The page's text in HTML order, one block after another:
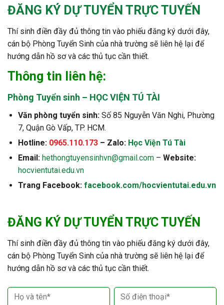
ĐĂNG KÝ DỰ TUYỂN TRỰC TUYẾN
Thí sinh điền đầy đủ thông tin vào phiếu đăng ký dưới đây,
cán bộ Phòng Tuyển Sinh của nhà trường sẽ liên hệ lại để
hướng dẫn hồ sơ và các thủ tục cần thiết.
Thông tin liên hệ:
Phòng Tuyển sinh – HỌC VIỆN TÚ TÀI
Văn phòng tuyển sinh:Số 85 Nguyễn Văn Nghi, Phường
7, Quận Gò Vấp, TP. HCM.
Hotline: 0965.110.173– Zalo: Học Viện Tú Tài
Email: hethongtuyensinhvn@gmail.com– Website:
hocvientutai.edu.vn
Trang Facebook: facebook.com/hocvientutai.edu.vn
ĐĂNG KÝ DỰ TUYỂN TRỰC TUYẾN
Thí sinh điền đầy đủ thông tin vào phiếu đăng ký dưới đây,
cán bộ Phòng Tuyển Sinh của nhà trường sẽ liên hệ lại để
hướng dẫn hồ sơ và các thủ tục cần thiết.